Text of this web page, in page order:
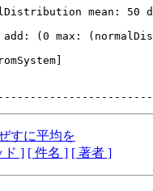
mean: 50
add: (0 max:
すに平均を
ド ] [ 件名 ] [ 著者 ]